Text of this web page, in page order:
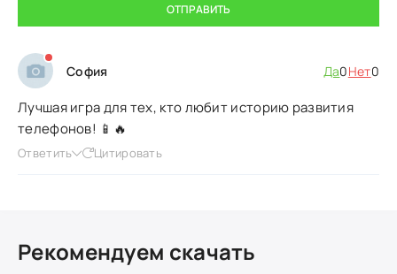
ОТПРАВИТЬ
София Да0Нет0
Лучшая игра для тех, кто любит историю развития
телефонов! 📱🔥
Ответить Цитировать
Рекомендуем скачать